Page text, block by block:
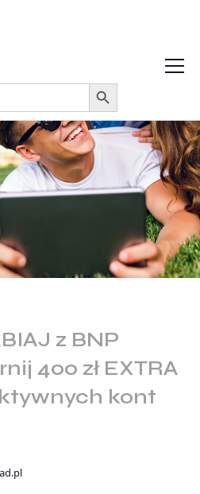
Wiedzy
w internecie
promocyjne
Search Button
z BNP
400 zł EXTRA
kont